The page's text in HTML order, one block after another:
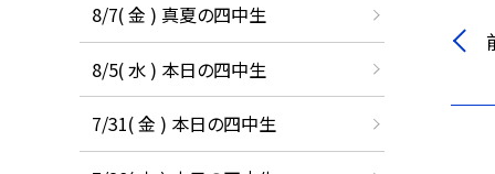
8/7( 金 ) 真夏の四中生
8/5( 水 ) 本日の四中生
7/31( 金 ) 本日の四中生